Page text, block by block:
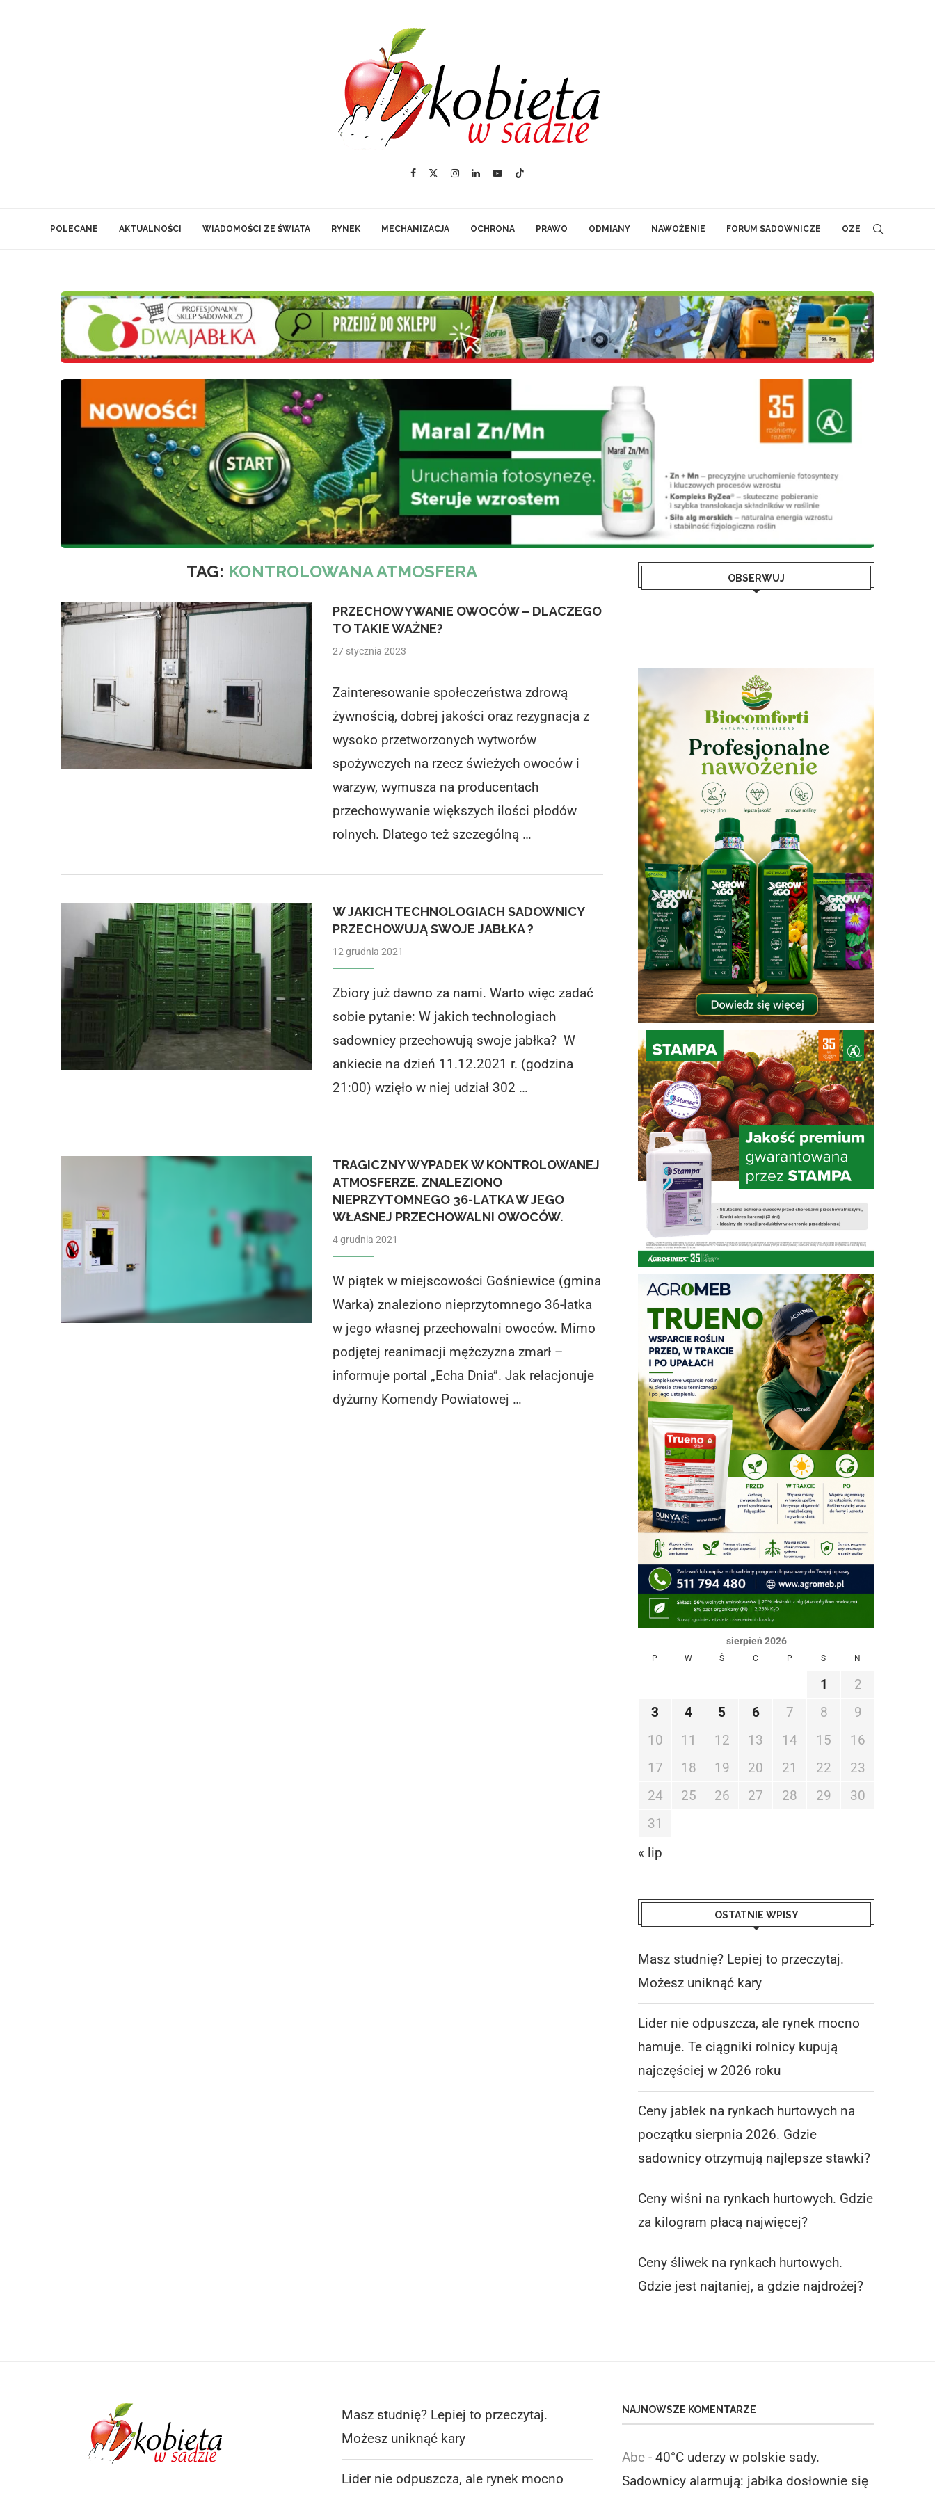
POLECANE AKTUALNOŚCI WIADOMOŚCI ZE ŚWIATA RYNEK MECHANIZACJA OCHRONA PRAWO ODMIANY NAWOŻENIE FORUM SADOWNICZE OZE
TAG: KONTROLOWANA ATMOSFERA
PRZECHOWYWANIE OWOCÓW – DLACZEGO
TO TAKIE WAŻNE?
27 stycznia 2023
Zainteresowanie społeczeństwa zdrową
żywnością, dobrej jakości oraz rezygnacja z
wysoko przetworzonych wytworów
spożywczych na rzecz świeżych owoców i
warzyw, wymusza na producentach
przechowywanie większych ilości płodów
rolnych. Dlatego też szczególną …
W JAKICH TECHNOLOGIACH SADOWNICY
PRZECHOWUJĄ SWOJE JABŁKA ?
12 grudnia 2021
Zbiory już dawno za nami. Warto więc zadać
sobie pytanie: W jakich technologiach
sadownicy przechowują swoje jabłka? W
ankiecie na dzień 11.12.2021 r. (godzina
21:00) wzięło w niej udział 302 …
TRAGICZNY WYPADEK W KONTROLOWANEJ
ATMOSFERZE. ZNALEZIONO
NIEPRZYTOMNEGO 36-LATKA W JEGO
WŁASNEJ PRZECHOWALNI OWOCÓW.
4 grudnia 2021
W piątek w miejscowości Gośniewice (gmina
Warka) znaleziono nieprzytomnego 36-latka
w jego własnej przechowalni owoców. Mimo
podjętej reanimacji mężczyzna zmarł –
informuje portal „Echa Dnia”. Jak relacjonuje
dyżurny Komendy Powiatowej …
OBSERWUJ
sierpień 2026
P W Ś C P S N
1
2
3
4 5 6 7 8
9
10
11 12 13 14 15
16
17
18 19 20 21 22
23
24
25 26 27 28 29
30
31
« lip
OSTATNIE WPISY
Masz studnię? Lepiej to przeczytaj.
Możesz uniknąć kary
Lider nie odpuszcza, ale rynek mocno
hamuje. Te ciągniki rolnicy kupują
najczęściej w 2026 roku
Ceny jabłek na rynkach hurtowych na
początku sierpnia 2026. Gdzie
sadownicy otrzymują najlepsze stawki?
Ceny wiśni na rynkach hurtowych. Gdzie
za kilogram płacą najwięcej?
Ceny śliwek na rynkach hurtowych.
Gdzie jest najtaniej, a gdzie najdrożej?
Masz studnię? Lepiej to przeczytaj.
Możesz uniknąć kary
Lider nie odpuszcza, ale rynek mocno
NAJNOWSZE KOMENTARZE
Abc -40°C uderzy w polskie sady.
Sadownicy alarmują: jabłka dosłownie się